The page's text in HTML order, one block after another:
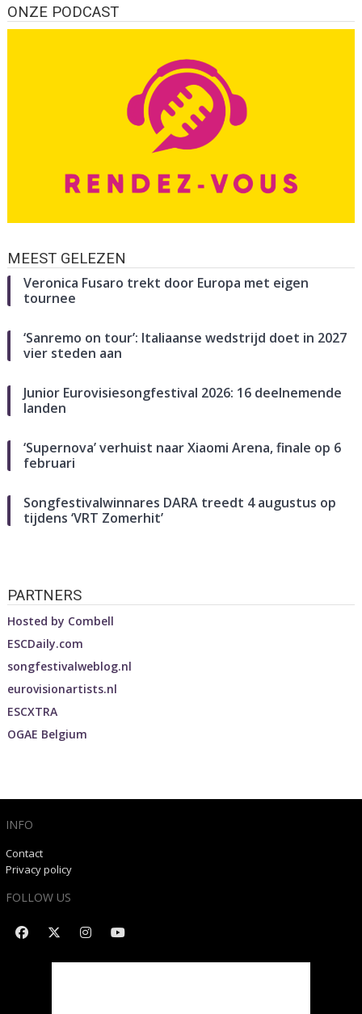
ONZE PODCAST
MEEST GELEZEN
Veronica Fusaro trekt door Europa met eigen
tournee
‘Sanremo on tour’: Italiaanse wedstrijd doet in 2027
vier steden aan
Junior Eurovisiesongfestival 2026: 16 deelnemende
landen
‘Supernova’ verhuist naar Xiaomi Arena, finale op 6
februari
Songfestivalwinnares DARA treedt 4 augustus op
tijdens ‘VRT Zomerhit’
PARTNERS
Hosted by Combell
ESCDaily.com
songfestivalweblog.nl
eurovisionartists.nl
ESCXTRA
OGAE Belgium
INFO
Contact
Privacy policy
FOLLOW US